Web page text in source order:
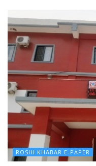
ROSHI KHABAR E-PAPER